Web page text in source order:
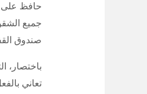
حافظ على
جميع
صندوق
باختصار،
تعاني